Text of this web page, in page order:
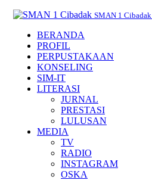
SMAN 1 Cibadak
BERANDA
PROFIL
PERPUSTAKAAN
KONSELING
SIM-IT
LITERASI
JURNAL
PRESTASI
LULUSAN
MEDIA
TV
RADIO
INSTAGRAM
OSKA